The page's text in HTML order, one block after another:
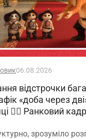
06.08.2026
відстрочки
«доба через
🙋‍♀️ Ранковий
зрозуміло